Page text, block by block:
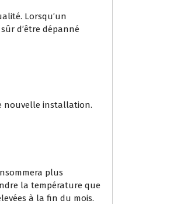
Lorsqu’un
d’être dépanné
nouvelle installation.
plus
la température que
à la fin du mois.